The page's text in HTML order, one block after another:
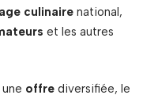
culinaire national,
et les autres
offre diversifiée, le